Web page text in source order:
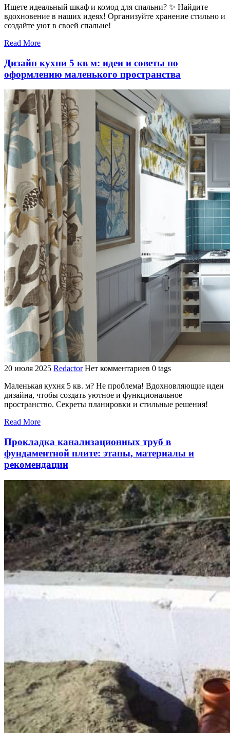
Ищете идеальный шкаф и комод для спальни? ✨ Найдите
вдохновение в наших идеях! Организуйте хранение стильно и
создайте уют в своей спальне!
Read More
Дизайн кухни 5 кв м: идеи и советы по
оформлению маленького пространства
20 июля 2025 Redactor Нет комментариев 0 tags
Маленькая кухня 5 кв. м? Не проблема! Вдохновляющие идеи
дизайна, чтобы создать уютное и функциональное
пространство. Секреты планировки и стильные решения!
Read More
Прокладка канализационных труб в
фундаментной плите: этапы, материалы и
рекомендации